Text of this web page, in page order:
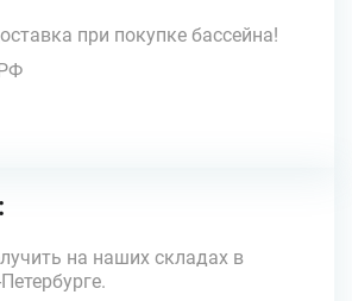
при покупке бассейна!
на наших складах в